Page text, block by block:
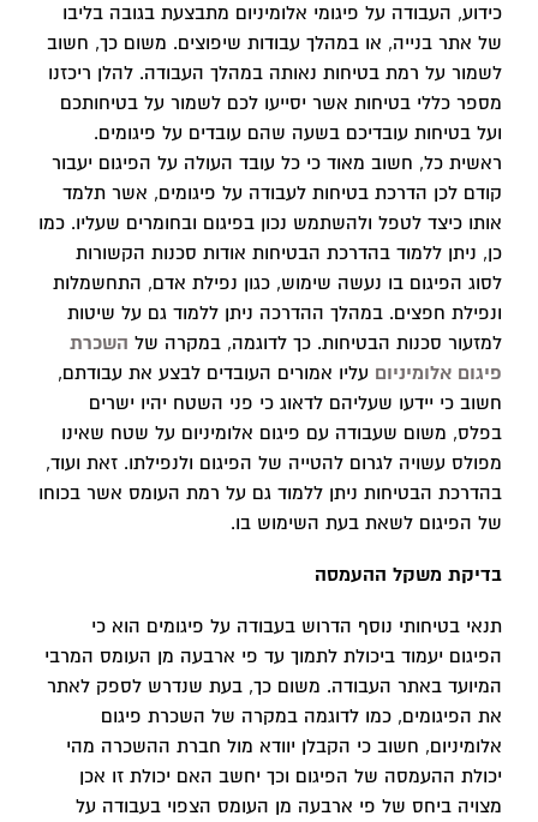
כידוע, העבודה על פיגומי אלומיניום מתבצעת בגובה בליבו
של אתר בנייה, או במהלך עבודות שיפוצים. משום כך, חשוב
לשמור על רמת בטיחות נאותה במהלך העבודה. להלן ריכזנו
מספר כללי בטיחות אשר יסייעו לכם לשמור על בטיחותכם
ועל בטיחות עובדיכם בשעה שהם עובדים על פיגומים.
ראשית כל, חשוב מאוד כי כל עובד העולה על הפיגום יעבור
קודם לכן הדרכת בטיחות לעבודה על פיגומים, אשר תלמד
אותו כיצד לטפל ולהשתמש נכון בפיגום ובחומרים שעליו. כמו
כן, ניתן ללמוד בהדרכת הבטיחות אודות סכנות הקשורות
לסוג הפיגום בו נעשה שימוש, כגון נפילת אדם, התחשמלות
ונפילת חפצים. במהלך ההדרכה ניתן ללמוד גם על שיטות
למזעור סכנות הבטיחות. כך לדוגמה, במקרה של השכרת
פיגום אלומיניום עליו אמורים העובדים לבצע את עבודתם,
חשוב כי יידעו שעליהם לדאוג כי פני השטח יהיו ישרים
בפלס, משום שעבודה עם פיגום אלומיניום על שטח שאינו
מפולס עשויה לגרום להטייה של הפיגום ולנפילתו. זאת ועוד,
בהדרכת הבטיחות ניתן ללמוד גם על רמת העומס אשר בכוחו
של הפיגום לשאת בעת השימוש בו.
בדיקת משקל ההעמסה
תנאי בטיחותי נוסף הדרוש בעבודה על פיגומים הוא כי
הפיגום יעמוד ביכולת לתמוך עד פי ארבעה מן העומס המרבי
המיועד באתר העבודה. משום כך, בעת שנדרש לספק לאתר
את הפיגומים, כמו לדוגמה במקרה של השכרת פיגום
אלומיניום, חשוב כי הקבלן יוודא מול חברת ההשכרה מהי
יכולת ההעמסה של הפיגום וכך יחשב האם יכולת זו אכן
מצויה ביחס של פי ארבעה מן העומס הצפוי בעבודה על